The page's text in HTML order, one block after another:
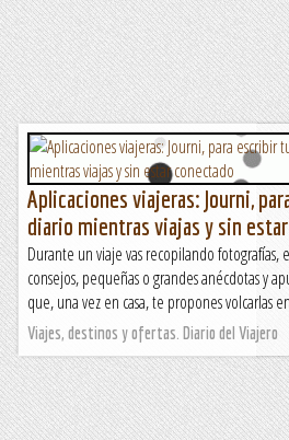
Aplicaciones viajeras: Journi,
diario mientras viajas y sin
Durante un viaje vas recopilando fotografías,
consejos, pequeñas o grandes anécdotas y
que, una vez en casa, te propones volcarlas
Viajes, destinos y ofertas. Diario del Viajero